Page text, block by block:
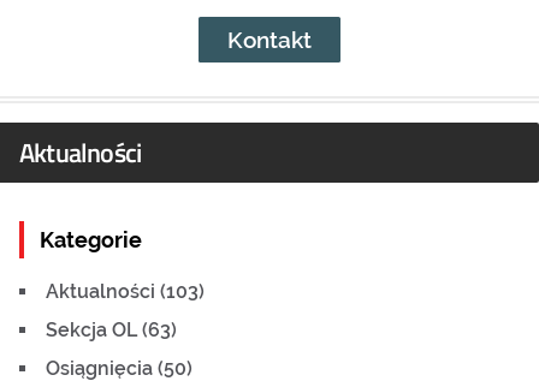
Kontakt
Aktualności
Kategorie
Aktualności (103)
Sekcja OL (63)
Osiągnięcia (50)